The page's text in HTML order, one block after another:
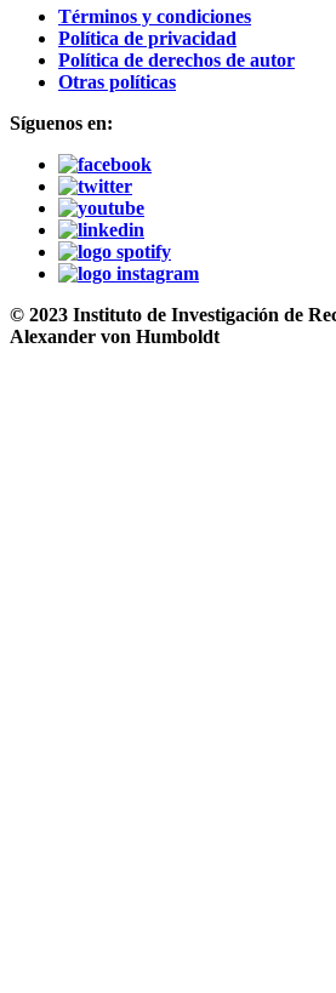
Términos y condiciones
Política de privacidad
Política de derechos de autor
Otras políticas
Síguenos en:
© 2023 Instituto de Investigación de
Alexander von Humboldt